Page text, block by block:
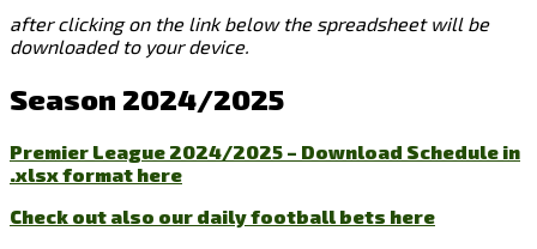
after clicking on the link below the spreadsheet will be
downloaded to your device.
Season 2024/2025
Premier League 2024/2025 – Download Schedule in
.xlsx format here
Check out also our daily football bets here